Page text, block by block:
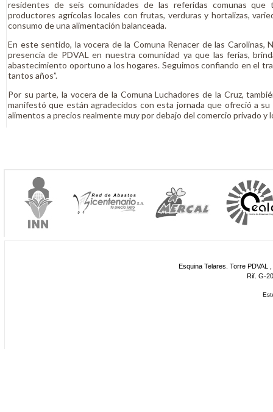
residentes de seis comunidades de las referidas comunas
productores agrícolas locales con frutas, verduras y hortalizas,
consumo de una alimentación balanceada.
En este sentido, la vocera de la Comuna Renacer de las Carolinas,
presencia de PDVAL en nuestra comunidad ya que las ferias,
abastecimiento oportuno a los hogares. Seguimos confiando en el
tantos años”.
Por su parte, la vocera de la Comuna Luchadores de la Cruz,
manifestó que están agradecidos con esta jornada que ofreció a
alimentos a precios realmente muy por debajo del comercio privado y
Esquina Telares. Torre PDVAL
Rif. G-